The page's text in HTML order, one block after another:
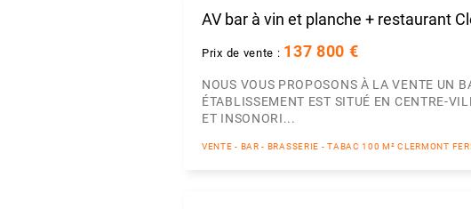
AV bar à vin et planche + restaurant
Prix de vente : 137 800 €
NOUS VOUS PROPOSONS À LA VENTE UN
ÉTABLISSEMENT EST SITUÉ EN CENTRE-
ET INSONORI...
VENTE - BAR - BRASSERIE - TABAC 100 M² CLERMONT